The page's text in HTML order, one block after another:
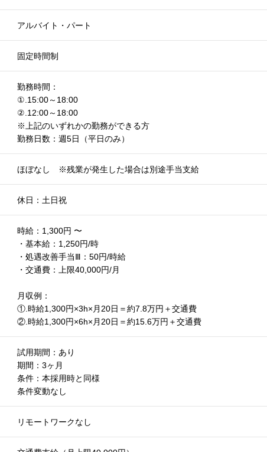
アルバイト・パート
固定時間制
勤務時間：
①.15:00～18:00
②.12:00～18:00
※上記のいずれかの勤務ができる方
勤務日数：週5日（平日のみ）
ほぼなし ※残業が発生した場合は別途手当支給
休日：土日祝
時給：1,300円 〜
・基本給：1,250円/時
・処遇改善手当Ⅲ：50円/時給
・交通費：上限40,000円/月
月収例：
①.時給1,300円×3h×月20日＝約7.8万円＋交通費
②.時給1,300円×6h×月20日＝約15.6万円＋交通費
試用期間：あり
期間：3ヶ月
条件：本採用時と同様
条件変動なし
リモートワークなし